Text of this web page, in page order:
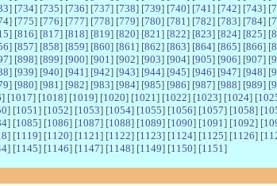
] [734] [735] [736] [737] [738] [739] [740] [741 ] [742] [743] [
] [775] [776] [777] [778] [779] [780] [781 ] [782] [783] [784] [
] [816] [817] [818] [819] [820] [821 ] [822] [823] [824] [825] [
] [857] [858] [859] [860] [861 ] [862] [863] [864] [865] [866] [
] [898] [899] [900] [901 ] [902] [903] [904] [905] [906] [907] [
] [939] [940] [941 ] [942] [943] [944] [945] [946] [947] [948] [
] [980] [981 ] [982] [983] [984] [985] [986] [987] [988] [989] [
] [1017] [1018] [1019] [1020] [1021 ] [1022] [1023] [1024] [
] [1051 ] [1052] [1053] [1054] [1055] [1056] [1057] [1058] [
] [1085] [1086] [1087] [1088] [1089] [1090] [1091 ] [1092] [
] [1119] [1120] [1121 ] [1122] [1123] [1124] [1125] [1126] [
] [1145] [1146] [1147] [1148] [1149] [1150] [1151 ]